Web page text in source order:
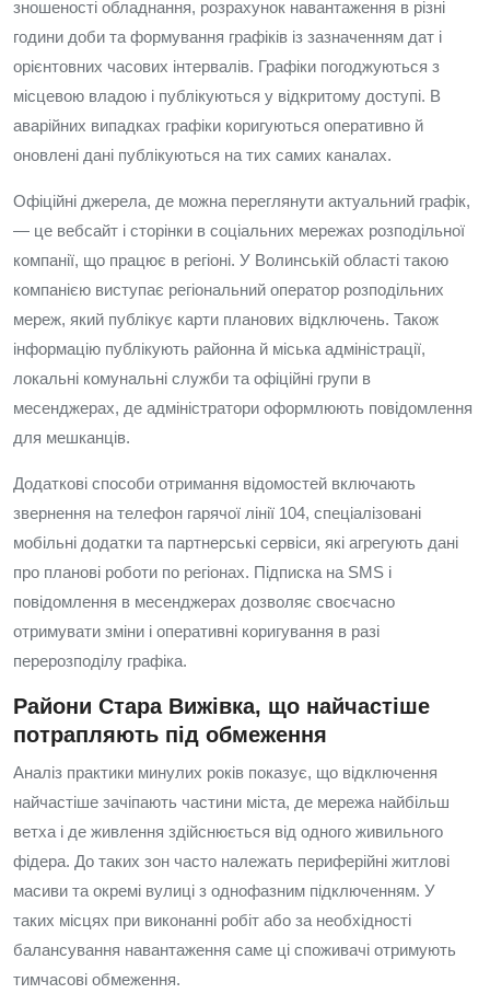
зношеності обладнання, розрахунок навантаження в різні
години доби та формування графіків із зазначенням дат і
орієнтовних часових інтервалів. Графіки погоджуються з
місцевою владою і публікуються у відкритому доступі. В
аварійних випадках графіки коригуються оперативно й
оновлені дані публікуються на тих самих каналах.
Офіційні джерела, де можна переглянути актуальний графік,
— це вебсайт і сторінки в соціальних мережах розподільної
компанії, що працює в регіоні. У Волинській області такою
компанією виступає регіональний оператор розподільних
мереж, який публікує карти планових відключень. Також
інформацію публікують районна й міська адміністрації,
локальні комунальні служби та офіційні групи в
месенджерах, де адміністратори оформлюють повідомлення
для мешканців.
Додаткові способи отримання відомостей включають
звернення на телефон гарячої лінії 104, спеціалізовані
мобільні додатки та партнерські сервіси, які агрегують дані
про планові роботи по регіонах. Підписка на SMS і
повідомлення в месенджерах дозволяє своєчасно
отримувати зміни і оперативні коригування в разі
перерозподілу графіка.
Райони Стара Вижівка, що найчастіше
потрапляють під обмеження
Аналіз практики минулих років показує, що відключення
найчастіше зачіпають частини міста, де мережа найбільш
ветха і де живлення здійснюється від одного живильного
фідера. До таких зон часто належать периферійні житлові
масиви та окремі вулиці з однофазним підключенням. У
таких місцях при виконанні робіт або за необхідності
балансування навантаження саме ці споживачі отримують
тимчасові обмеження.